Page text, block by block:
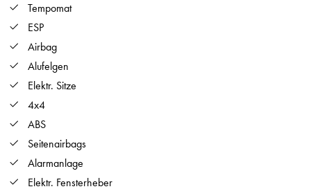
Tempomat
ESP
Airbag
Alufelgen
Elektr. Sitze
4x4
ABS
Seitenairbags
Alarmanlage
Elektr. Fensterheber